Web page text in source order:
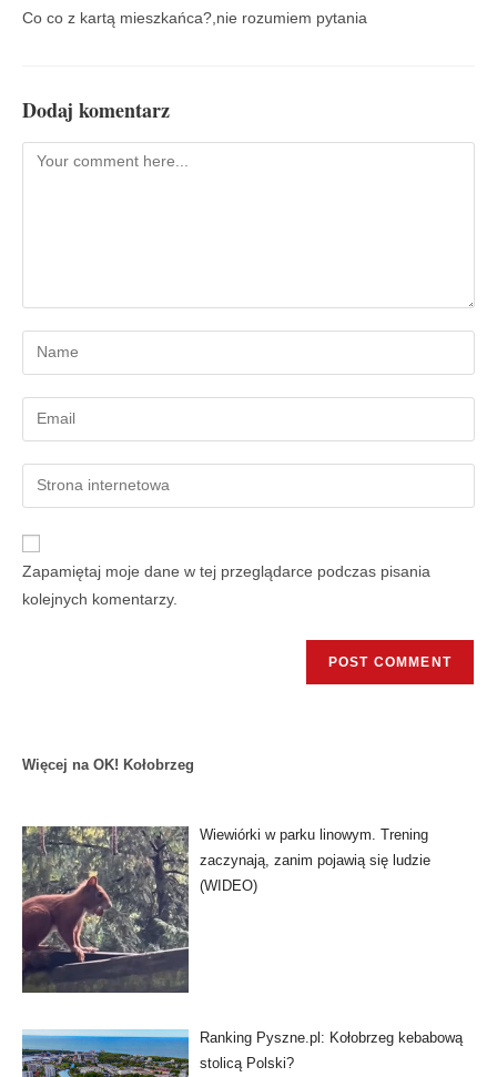
Co co z kartą mieszkańca?,nie rozumiem pytania
Dodaj komentarz
Zapamiętaj moje dane w tej przeglądarce podczas pisania
kolejnych komentarzy.
Więcej na OK! Kołobrzeg
Wiewiórki w parku linowym. Trening
zaczynają, zanim pojawią się ludzie
(WIDEO)
Ranking Pyszne.pl: Kołobrzeg kebabową
stolicą Polski?